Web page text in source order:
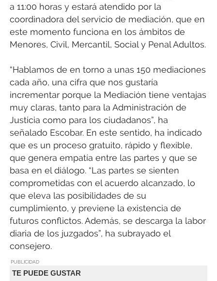
a 11:00 horas y estará atendido por la
coordinadora del servicio de mediación, que en
este momento funciona en los ámbitos de
Menores, Civil, Mercantil, Social y Penal Adultos.
“Hablamos de en torno a unas 150 mediaciones
cada año, una cifra que nos gustaría
incrementar porque la Mediación tiene ventajas
muy claras, tanto para la Administración de
Justicia como para los ciudadanos”, ha
señalado Escobar. En este sentido, ha indicado
que es un proceso gratuito, rápido y flexible,
que genera empatía entre las partes y que se
basa en el diálogo. “Las partes se sienten
comprometidas con el acuerdo alcanzado, lo
que eleva las posibilidades de su
cumplimiento, y previene la existencia de
futuros conflictos. Además, se descarga la labor
diaria de los juzgados”, ha subrayado el
consejero.
PUBLICIDAD
TE PUEDE GUSTAR